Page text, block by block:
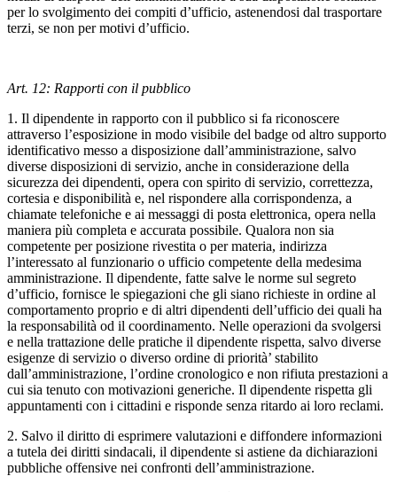
per lo svolgimento dei compiti d’ufficio, astenendosi dal trasportare
terzi, se non per motivi d’ufficio.
Art. 12: Rapporti con il pubblico
1. Il dipendente in rapporto con il pubblico si fa riconoscere
attraverso l’esposizione in modo visibile del badge od altro supporto
identificativo messo a disposizione dall’amministrazione, salvo
diverse disposizioni di servizio, anche in considerazione della
sicurezza dei dipendenti, opera con spirito di servizio, correttezza,
cortesia e disponibilità e, nel rispondere alla corrispondenza, a
chiamate telefoniche e ai messaggi di posta elettronica, opera nella
maniera più completa e accurata possibile. Qualora non sia
competente per posizione rivestita o per materia, indirizza
l’interessato al funzionario o ufficio competente della medesima
amministrazione. Il dipendente, fatte salve le norme sul segreto
d’ufficio, fornisce le spiegazioni che gli siano richieste in ordine al
comportamento proprio e di altri dipendenti dell’ufficio dei quali ha
la responsabilità od il coordinamento. Nelle operazioni da svolgersi
e nella trattazione delle pratiche il dipendente rispetta, salvo diverse
esigenze di servizio o diverso ordine di priorità’ stabilito
dall’amministrazione, l’ordine cronologico e non rifiuta prestazioni a
cui sia tenuto con motivazioni generiche. Il dipendente rispetta gli
appuntamenti con i cittadini e risponde senza ritardo ai loro reclami.
2. Salvo il diritto di esprimere valutazioni e diffondere informazioni
a tutela dei diritti sindacali, il dipendente si astiene da dichiarazioni
pubbliche offensive nei confronti dell’amministrazione.